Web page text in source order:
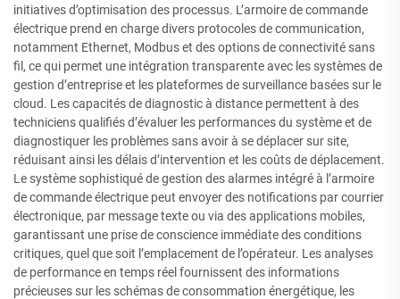
initiatives d’optimisation des processus. L’armoire de commande
électrique prend en charge divers protocoles de communication,
notamment Ethernet, Modbus et des options de connectivité sans
fil, ce qui permet une intégration transparente avec les systèmes de
gestion d’entreprise et les plateformes de surveillance basées sur le
cloud. Les capacités de diagnostic à distance permettent à des
techniciens qualifiés d’évaluer les performances du système et de
diagnostiquer les problèmes sans avoir à se déplacer sur site,
réduisant ainsi les délais d’intervention et les coûts de déplacement.
Le système sophistiqué de gestion des alarmes intégré à l’armoire
de commande électrique peut envoyer des notifications par courrier
électronique, par message texte ou via des applications mobiles,
garantissant une prise de conscience immédiate des conditions
critiques, quel que soit l’emplacement de l’opérateur. Les analyses
de performance en temps réel fournissent des informations
précieuses sur les schémas de consommation énergétique, les